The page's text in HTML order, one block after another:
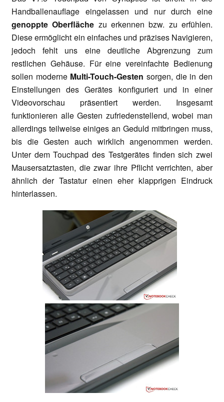
Handballenauflage eingelassen und nur durch eine
genoppte Oberfläche zu erkennen bzw. zu erfühlen.
Diese ermöglicht ein einfaches und präzises Navigieren,
jedoch fehlt uns eine deutliche Abgrenzung zum
restlichen Gehäuse. Für eine vereinfachte Bedienung
sollen moderne Multi-Touch-Gesten sorgen, die in den
Einstellungen des Gerätes konfiguriert und in einer
Videovorschau präsentiert werden. Insgesamt
funktionieren alle Gesten zufriedenstellend, wobei man
allerdings teilweise einiges an Geduld mitbringen muss,
bis die Gesten auch wirklich angenommen werden.
Unter dem Touchpad des Testgerätes finden sich zwei
Mausersatztasten, die zwar ihre Pflicht verrichten, aber
ähnlich der Tastatur einen eher klapprigen Eindruck
hinterlassen.